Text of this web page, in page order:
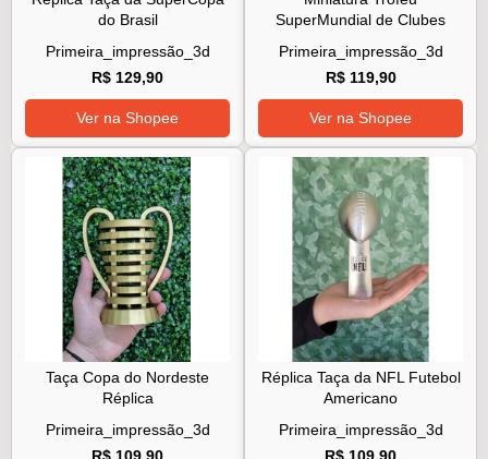
do Brasil
Primeira_impressão_3d
R$ 129,90
Ver na Shopee
SuperMundial de Clubes
Primeira_impressão_3d
R$ 119,90
Ver na Shopee
Taça Copa do Nordeste
Réplica
Primeira_impressão_3d
R$ 109,90
Réplica Taça da NFL Futebol
Americano
Primeira_impressão_3d
R$ 109,90